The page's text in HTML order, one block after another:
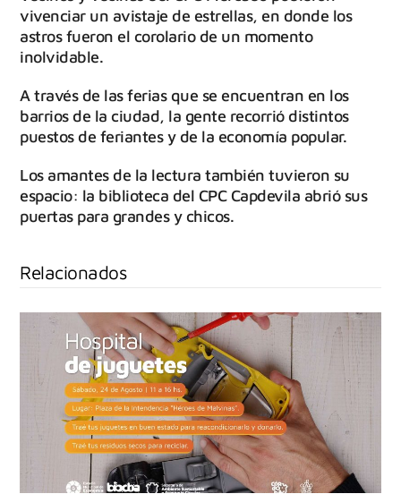
vivenciar un avistaje de estrellas, en donde los
astros fueron el corolario de un momento
inolvidable.
A través de las ferias que se encuentran en los
barrios de la ciudad, la gente recorrió distintos
puestos de feriantes y de la economía popular.
Los amantes de la lectura también tuvieron su
espacio: la biblioteca del CPC Capdevila abrió sus
puertas para grandes y chicos.
Relacionados